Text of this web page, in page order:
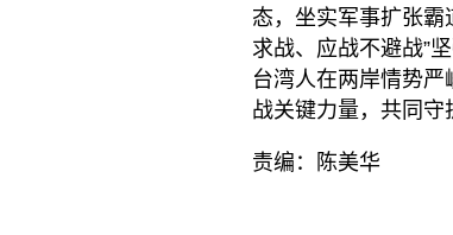
态，坐实军事扩张霸
求战、应战不避战”
台湾人在两岸情势
战关键力量，共同守
责编：陈美华